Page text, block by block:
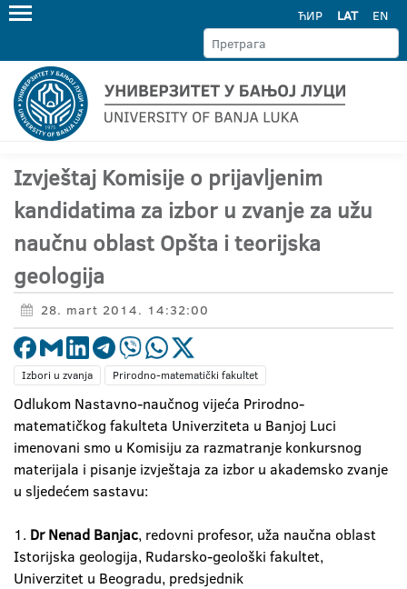
ЋИР LAT EN
Izvještaj Komisije o prijavljenim
kandidatima za izbor u zvanje za užu
naučnu oblast Opšta i teorijska
geologija
28. mart 2014. 14:32:00
Izbori u zvanja Prirodno-matematički fakultet
Odlukom Nastavno-naučnog vijeća Prirodno-
matematičkog fakulteta Univerziteta u Banjoj Luci
imenovani smo u Komisiju za razmatranje konkursnog
materijala i pisanje izvještaja za izbor u akademsko zvanje
u sljedećem sastavu:
1. Dr Nenad Banjac, redovni profesor, uža naučna oblast
Istorijska geologija, Rudarsko-geološki fakultet,
Univerzitet u Beogradu, predsjednik